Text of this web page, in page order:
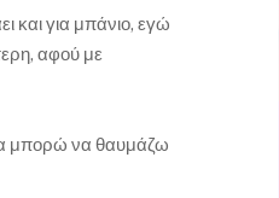
και για μπάνιο, εγώ
αφού με
μπορώ να θαυμάζω